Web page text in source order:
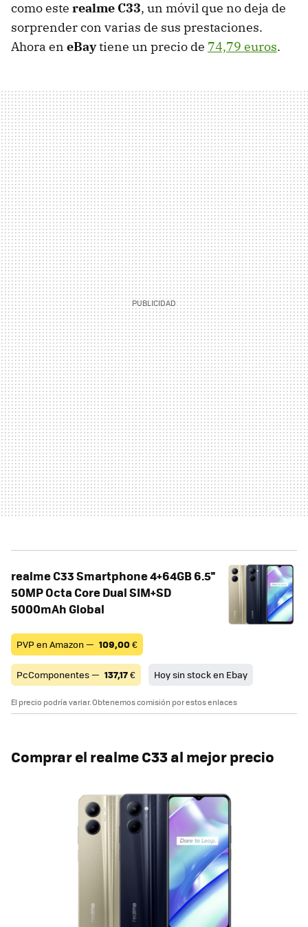
como este realme C33, un móvil que no deja de
sorprender con varias de sus prestaciones.
Ahora en eBaytiene un precio de 74,79 euros.
realme C33 Smartphone 4+64GB 6.5''
50MP Octa Core Dual SIM+SD
5000mAh Global
PVP en Amazon — 109,00€
PcComponentes — 137,17€ Hoy sin stock en Ebay
El precio podría variar. Obtenemos comisión por estos enlaces
Comprar el realme C33 al mejor precio